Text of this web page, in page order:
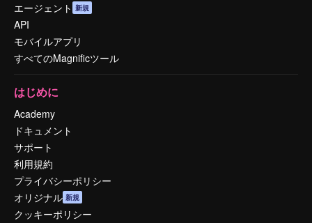
エージェント 新規
API
モバイルアプリ
すべてのMagnificツール
はじめに
Academy
ドキュメント
サポート
利用規約
プライバシーポリシー
オリジナル 新規
クッキーポリシー